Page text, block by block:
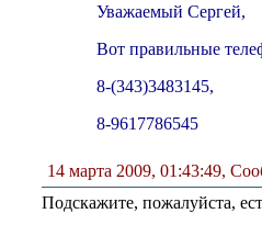
Уважаемый Сергей,
Вот правильные
8-(343)3483145,
8-9617786545
14 марта 2009, 01:43:49,
Подскажите, пожалуйста,